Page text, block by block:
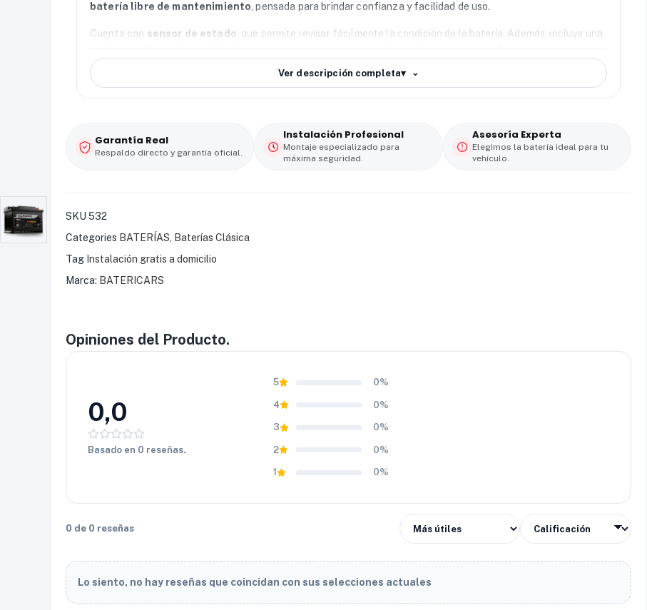
batería libre de mantenimiento , pensada para brindar confianza y facilidad de uso.
Cuenta con sensor de estado , que permite revisar fácilmente la condición de la batería. Además, incluye una
funcionamiento del sistema eléctrico del vehículo.
Ver descripción completa▾
Garantía Real
Respaldo directo y garantía oficial.
Instalación Profesional
Montaje especializado para
máxima seguridad.
Asesoría Experta
Elegimos la batería ideal para tu
vehículo.
SKU 532
Categories BATERÍAS
Baterías Clásica
Tag Instalación gratis a domicilio
Marca: BATERICARS
Opiniones del Producto.
0,0
Basado en 0 reseñas.
5 0%
4 0%
3 0%
2 0%
1 0%
0 de 0 reseñas
Lo siento, no hay reseñas que coincidan con sus selecciones actuales